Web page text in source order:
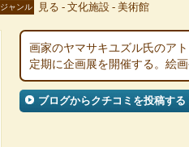
ジャンル 見る - 文化施設 - 美術館
画家のヤマサキユズル氏のア
定期に企画展を開催する。絵
ブログからクチコミを投稿する